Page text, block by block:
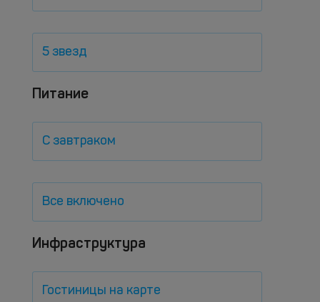
5 звезд
Питание
С завтраком
Все включено
Инфраструктура
Гостиницы на карте